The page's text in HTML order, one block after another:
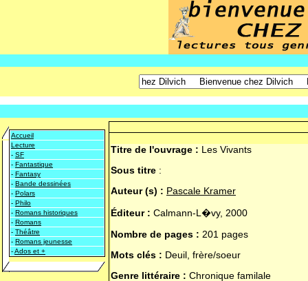
Accueil
Lecture
- SF
- Fantastique
- Fantasy
- Bande dessinées
- Polars
- Philo
- Romans historiques
- Romans
- Théâtre
- Romans jeunesse
-Ados et +
Titre de l'ouvrage : Les Vivants
Sous titre :
Auteur (s) : Pascale Kramer
Éditeur : Calmann-L�vy, 2000
Nombre de pages : 201 pages
Mots clés : Deuil, frère/soeur
Genre littéraire : Chronique familale